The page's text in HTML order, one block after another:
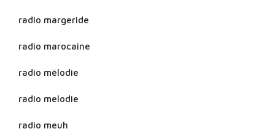
radio margeride
radio marocaine
radio mélodie
radio melodie
radio meuh